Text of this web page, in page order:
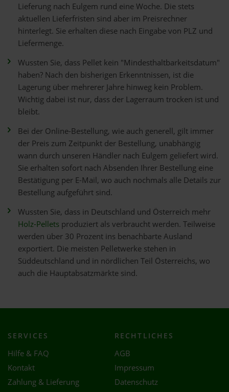
Lieferung nach Eulgem rund eine Woche. Die stets
aktuellen Lieferfristen sind aber im Preisrechner
hinterlegt. Sie erhalten diese nach Eingabe von PLZ und
Liefermenge.
Wussten Sie, dass Pellet kein "Mindesthaltbarkeitsdatum"
haben? Nach den bisherigen Erkenntnissen, ist die
Lagerung über mehrerer Jahre hinweg kein Problem.
Wichtig dabei ist nur, dass der Lagerraum trocken ist und
bleibt.
Bei der Online-Bestellung, wie auch generell, gilt immer
der Preis zum Zeitpunkt der Bestellung, unabhängig
wann durch unseren Händler nach Eulgem geliefert wird.
Sie erhalten sofort nach Absenden Ihrer Bestellung eine
Bestätigung per E-Mail, wo auch nochmals alle Details zur
Bestellung aufgeführt sind.
Wussten Sie, dass in Deutschland und Österreich mehr
Holz-Pellets produziert als verbraucht werden. Teilweise
werden über 30 Prozent ins benachbarte Ausland
exportiert. Die meisten Pelletwerke stehen in
Süddeutschland und in nördlichen Teil Österreichs, wo
auch die Hauptabsatzmärkte sind.
SERVICES
Hilfe & FAQ
Kontakt
Zahlung & Lieferung
RECHTLICHES
AGB
Impressum
Datenschutz